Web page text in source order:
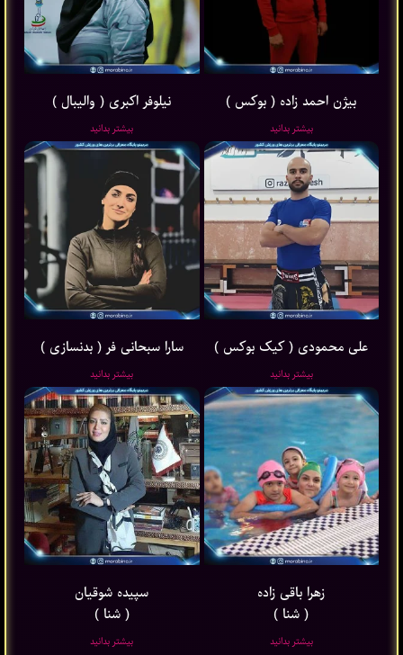
بیژن احمد زاده ( بوکس )
بیشتر بدانید
نیلوفر اکبری ( والیبال )
بیشتر بدانید
علی محمودی ( کیک بوکس )
بیشتر بدانید
سارا سبحانی فر ( بدنسازی )
بیشتر بدانید
زهرا باقی ‌زاده
( شنا )
بیشتر بدانید
سپیده شوقیان
( شنا )
بیشتر بدانید